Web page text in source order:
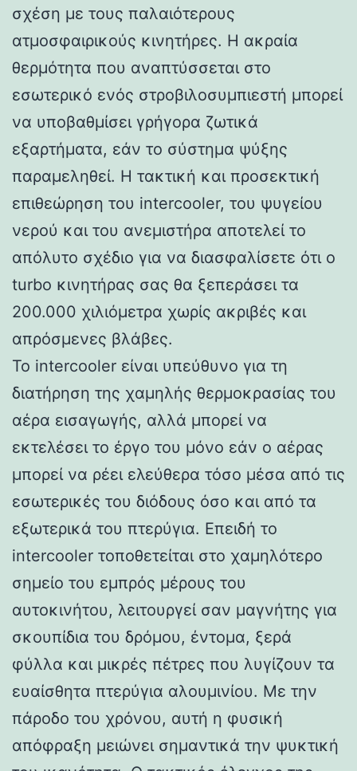
σχέση με τους παλαιότερους
ατμοσφαιρικούς κινητήρες. Η ακραία
θερμότητα που αναπτύσσεται στο
εσωτερικό ενός στροβιλοσυμπιεστή μπορεί
να υποβαθμίσει γρήγορα ζωτικά
εξαρτήματα, εάν το σύστημα ψύξης
παραμεληθεί. Η τακτική και προσεκτική
επιθεώρηση του intercooler, του ψυγείου
νερού και του ανεμιστήρα αποτελεί το
απόλυτο σχέδιο για να διασφαλίσετε ότι ο
turbo κινητήρας σας θα ξεπεράσει τα
200.000 χιλιόμετρα χωρίς ακριβές και
απρόσμενες βλάβες.
Το intercooler είναι υπεύθυνο για τη
διατήρηση της χαμηλής θερμοκρασίας του
αέρα εισαγωγής, αλλά μπορεί να
εκτελέσει το έργο του μόνο εάν ο αέρας
μπορεί να ρέει ελεύθερα τόσο μέσα από τις
εσωτερικές του διόδους όσο και από τα
εξωτερικά του πτερύγια. Επειδή το
intercooler τοποθετείται στο χαμηλότερο
σημείο του εμπρός μέρους του
αυτοκινήτου, λειτουργεί σαν μαγνήτης για
σκουπίδια του δρόμου, έντομα, ξερά
φύλλα και μικρές πέτρες που λυγίζουν τα
ευαίσθητα πτερύγια αλουμινίου. Με την
πάροδο του χρόνου, αυτή η φυσική
απόφραξη μειώνει σημαντικά την ψυκτική